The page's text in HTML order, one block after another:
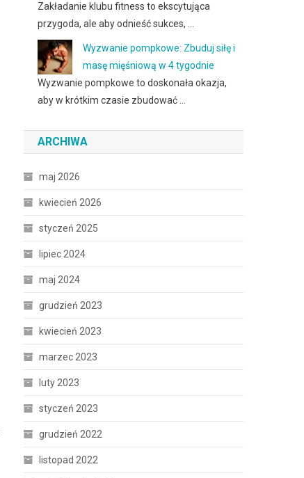
Zakładanie klubu fitness to ekscytująca
przygoda, ale aby odnieść sukces, …
Wyzwanie pompkowe: Zbuduj siłę i
masę mięśniową w 4 tygodnie
Wyzwanie pompkowe to doskonała okazja,
aby w krótkim czasie zbudować …
ARCHIWA
maj 2026
kwiecień 2026
styczeń 2025
lipiec 2024
maj 2024
grudzień 2023
kwiecień 2023
marzec 2023
luty 2023
styczeń 2023
grudzień 2022
listopad 2022